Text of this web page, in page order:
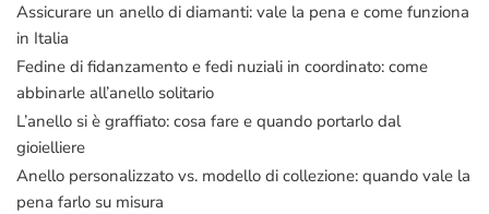
Assicurare un anello di diamanti: vale la pena e come funziona
in Italia
Fedine di fidanzamento e fedi nuziali in coordinato: come
abbinarle all’anello solitario
L’anello si è graffiato: cosa fare e quando portarlo dal
gioielliere
Anello personalizzato vs. modello di collezione: quando vale la
pena farlo su misura